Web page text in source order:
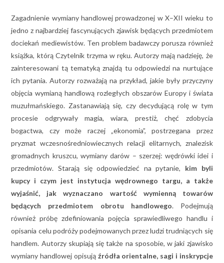
Zagadnienie wymiany handlowej prowadzonej w X–XII wieku to
jedno z najbardziej fascynujących zjawisk będących przedmiotem
dociekań mediewistów. Ten problem badawczy porusza również
książka, którą Czytelnik trzyma w ręku. Autorzy mają nadzieję, że
zainteresowani tą tematyką znajdą tu odpowiedzi na nurtujące
ich pytania. Autorzy rozważają na przykład, jakie były przyczyny
objęcia wymianą handlową rozległych obszarów Europy i świata
muzułmańskiego. Zastanawiają się, czy decydującą rolę w tym
procesie odgrywały magia, wiara, prestiż, chęć zdobycia
bogactwa, czy może raczej „ekonomia”, postrzegana przez
pryzmat wczesnośredniowiecznych relacji elitarnych, znalezisk
gromadnych kruszcu, wymiany darów – szerzej: wędrówki idei i
przedmiotów. Starają się odpowiedzieć na pytanie, kim byli
kupcy i czym jest instytucja wędrownego targu, a także
wyjaśnić, jak wyznaczano wartość wymienną towarów
będących przedmiotem obrotu handlowego. Podejmują
również próbę zdefiniowania pojęcia sprawiedliwego handlu i
opisania celu podróży podejmowanych przez ludzi trudniących się
handlem. Autorzy skupiają się także na sposobie, w jaki zjawisko
wymiany handlowej opisują źródła orientalne, sagi i inskrypcje